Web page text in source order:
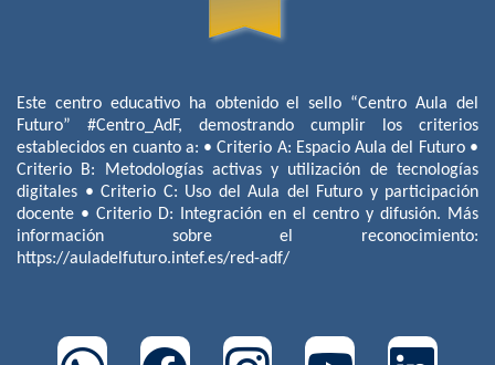
Este centro educativo ha obtenido el sello “Centro Aula del
Futuro” #Centro_AdF, demostrando cumplir los criterios
establecidos en cuanto a: • Criterio A: Espacio Aula del Futuro •
Criterio B: Metodologías activas y utilización de tecnologías
digitales • Criterio C: Uso del Aula del Futuro y participación
docente • Criterio D: Integración en el centro y difusión. Más
información sobre el reconocimiento:
https://auladelfuturo.intef.es/red-adf/